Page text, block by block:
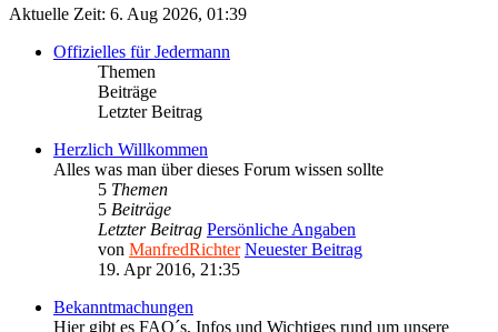
Aktuelle Zeit: 6. Aug 2026, 01:39
Offizielles für Jedermann
Themen
Beiträge
Letzter Beitrag
Herzlich Willkommen
Alles was man über dieses Forum wissen sollte
5 Themen
5 Beiträge
Letzter Beitrag Persönliche Angaben
von ManfredRichter Neuester Beitrag
19. Apr 2016, 21:35
Bekanntmachungen
Hier gibt es FAQ´s, Infos und Wichtiges rund um unsere